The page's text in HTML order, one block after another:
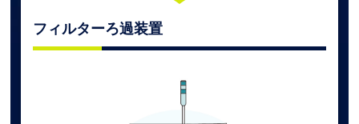
フィルターろ過装置